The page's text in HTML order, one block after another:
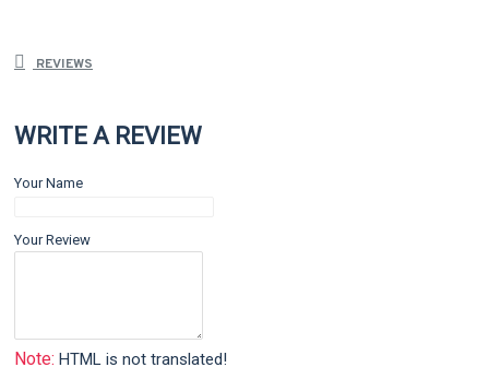
REVIEWS
WRITE A REVIEW
Your Name
Your Review
Note: HTML is not translated!